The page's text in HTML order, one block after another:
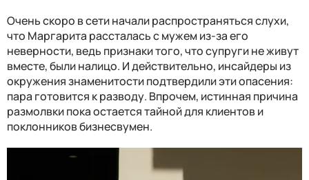
Очень скоро в сети начали распространяться слухи,
что Маргарита рассталась с мужем из-за его
неверности, ведь признаки того, что супруги не живут
вместе, были налицо. И действительно, инсайдеры из
окружения знаменитости подтвердили эти опасения:
пара готовится к разводу. Впрочем, истинная причина
размолвки пока остается тайной для клиентов и
поклонников бизнесвумен.